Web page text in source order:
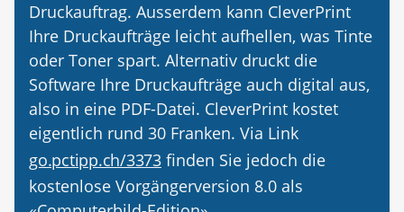
Druckauftrag. Ausserdem kann CleverPrint
Ihre Druckaufträge leicht aufhellen, was Tinte
oder Toner spart. Alternativ druckt die
Software Ihre Druck­aufträge auch digital aus,
also in eine PDF-­Datei. CleverPrint kostet
eigentlich rund 30 Franken. Via Link
go.pctipp.ch/3373finden Sie jedoch die
kostenlose Vorgängerversion 8.0 als